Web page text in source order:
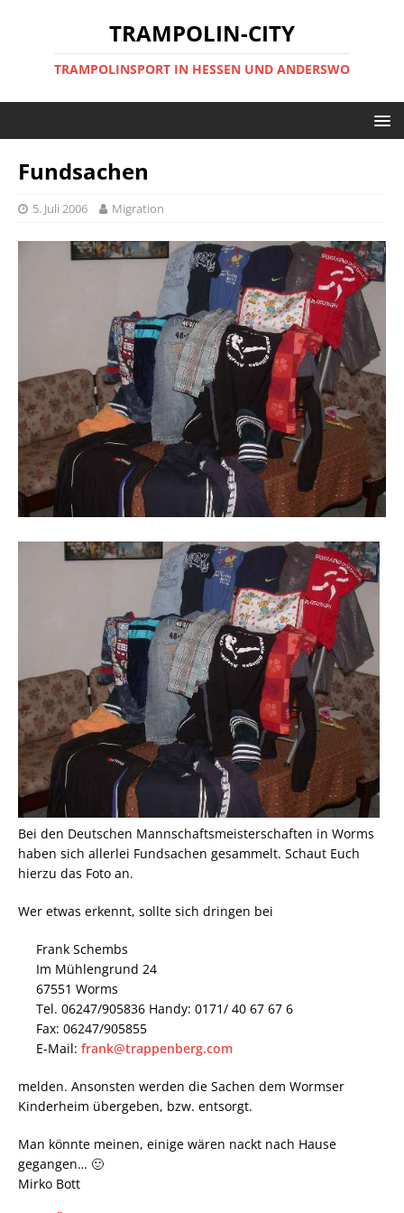
TRAMPOLIN-CITY
TRAMPOLINSPORT IN HESSEN UND ANDERSWO
Fundsachen
5. Juli 2006 Migration
Bei den Deutschen Mannschaftsmeisterschaften in Worms
haben sich allerlei Fundsachen gesammelt. Schaut Euch
hierzu das Foto an.
Wer etwas erkennt, sollte sich dringen bei
Frank Schembs
Im Mühlengrund 24
67551 Worms
Tel. 06247/905836 Handy: 0171/ 40 67 67 6
Fax: 06247/905855
E-Mail: frank@trappenberg.com
melden. Ansonsten werden die Sachen dem Wormser
Kinderheim übergeben, bzw. entsorgt.
Man könnte meinen, einige wären nackt nach Hause
gegangen… 🙂
Mirko Bott